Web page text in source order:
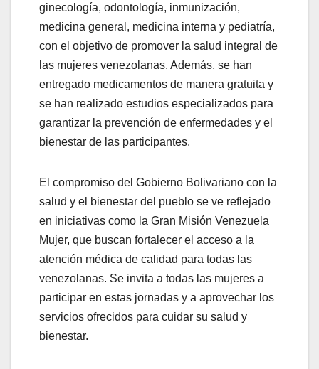
ginecología, odontología, inmunización,
medicina general, medicina interna y pediatría,
con el objetivo de promover la salud integral de
las mujeres venezolanas. Además, se han
entregado medicamentos de manera gratuita y
se han realizado estudios especializados para
garantizar la prevención de enfermedades y el
bienestar de las participantes.
El compromiso del Gobierno Bolivariano con la
salud y el bienestar del pueblo se ve reflejado
en iniciativas como la Gran Misión Venezuela
Mujer, que buscan fortalecer el acceso a la
atención médica de calidad para todas las
venezolanas. Se invita a todas las mujeres a
participar en estas jornadas y a aprovechar los
servicios ofrecidos para cuidar su salud y
bienestar.